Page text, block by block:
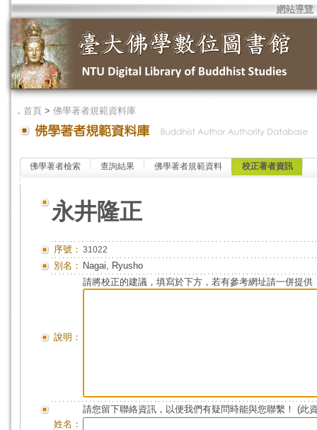
網站導覽
． 首頁 > 佛學著者規範資料庫
佛學著者檢索 查詢結果 佛學著者規範資料 校正著者資訊
永井隆正
序號： 31022
別名： Nagai, Ryusho
說明：
請將校正的建議，填寫於下方，若有參考網址請一併提供
請您留下聯絡資訊，以便我們有疑問時能與您聯繫！ (此
姓名：